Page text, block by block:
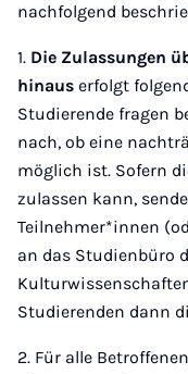
nachfolgend
1. Die Zulassungen
hinaus erfolgt
Studierende fragen
nach, ob eine
möglich ist. Sofern
zulassen kann,
Teilnehmer*innen
an das Studienbüro
Studierenden dann
2. Für alle